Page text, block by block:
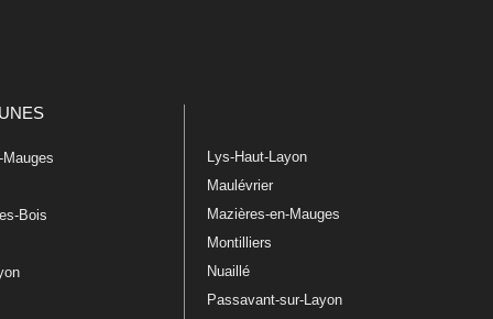
Mauges
Bois
Lys-Haut-Layon
Maulévrier
Mazières-en-Mauges
Montilliers
Nuaillé
Passavant-sur-Layon